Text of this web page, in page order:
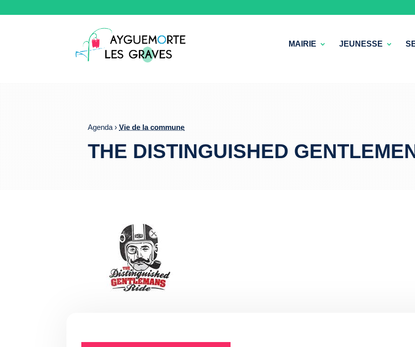
MAIRIE JEUNESSE
Agenda ›Vie de la commune
THE DISTINGUISHED